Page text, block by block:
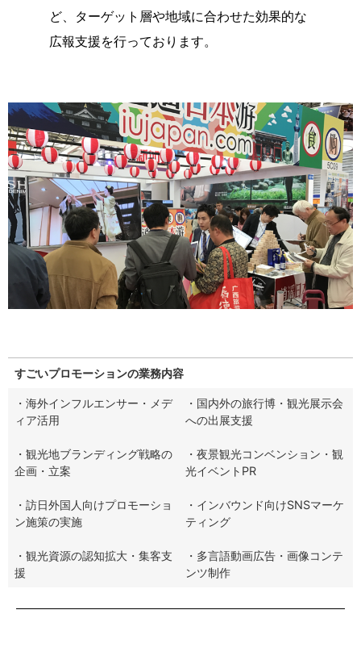
ど、ターゲット層や地域に合わせた効果的な
広報支援を行っております。
すごいプロモーションの業務内容
・海外インフルエンサー・メデ
ィア活用
・観光地ブランディング戦略の
企画・立案
・訪日外国人向けプロモーショ
ン施策の実施
・観光資源の認知拡大・集客支
援
・国内外の旅行博・観光展示会
への出展支援
・夜景観光コンベンション・観
光イベントPR
・インバウンド向けSNSマーケ
ティング
・多言語動画広告・画像コンテ
ンツ制作